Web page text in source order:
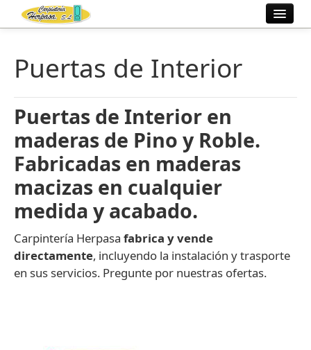
Ventanas
Trabajos
Información
Puertas de Interior
Puertas de Interior en
maderas de Pino y Roble.
Fabricadas en maderas
macizas en cualquier
medida y acabado.
Carpintería Herpasa fabrica y vende
directamente, incluyendo la instalación y trasporte
en sus servicios. Pregunte por nuestras ofertas.